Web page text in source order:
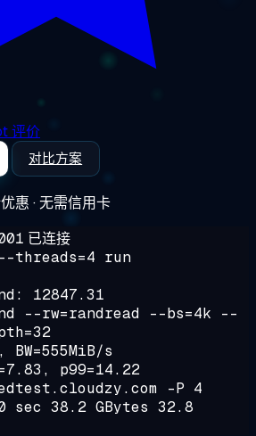
评价
对比方案
惠 · 无需信用卡
已连接
threads=4 run
12847.31
--rw=randread --bs=4k --
s
p99=14.22
-P 4
sec 38.2 GBytes 32.8